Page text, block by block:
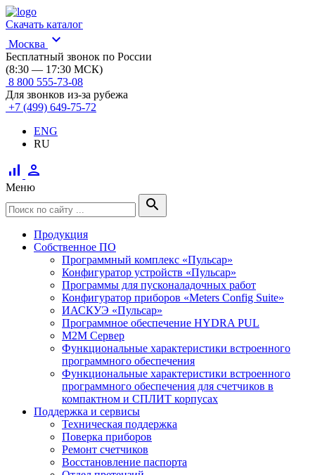
Скачать каталог
Москва
expand_more
Бесплатный звонок по России
(8:30 — 17:30 МСК)
8 800 555-73-08
Для звонков из-за рубежа
+7 (499) 649-75-72
ENG
RU
signal_cellular_alt person
Меню
search
Продукция
Собственное ПО
Программный комплекс «Пульсар»
Конфигуратор устройств «Пульсар»
Программы для пусконаладочных работ
Конфигуратор приборов «Meters Config Suite»
ИАСКУЭ «Пульсар»
Программное обеспечение HYDRA PUL
M2M Сервер
Функциональные характеристики встроенного
программного обеспечения
Функциональные характеристики встроенного
программного обеспечения для счетчиков в
компактном и СПЛИТ корпусах
Поддержка и сервисы
Техническая поддержка
Поверка приборов
Ремонт счетчиков
Восстановление паспорта